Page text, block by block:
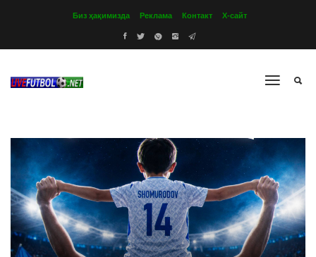
Биз ҳақимизда Реклама Контакт Х-сайт